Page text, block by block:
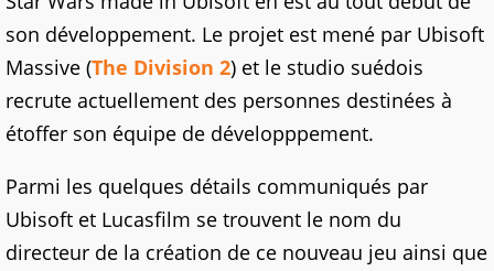
son développement. Le projet est mené par Ubisoft
Massive (The Division 2) et le studio suédois
recrute actuellement des personnes destinées à
étoffer son équipe de développpement.
Parmi les quelques détails communiqués par
Ubisoft et Lucasfilm se trouvent le nom du
directeur de la création de ce nouveau jeu ainsi que